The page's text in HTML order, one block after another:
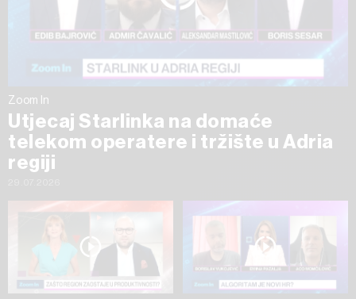
Zoom In
Utjecaj Starlinka na domaće
telekom operatere i tržište u Adria
regiji